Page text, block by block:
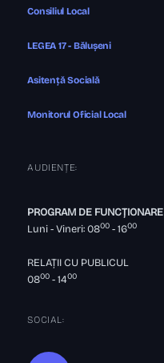
Consiliul Local
LEGEA 17 - Bălușeni
Asitență Socială
Monitorul Oficial Local
AUDIENȚE:
PROGRAM DE FUNCȚIONARE
Luni - Vineri: 0800 - 1600
RELAȚII CU PUBLICUL
0800 - 1400
SOCIAL: